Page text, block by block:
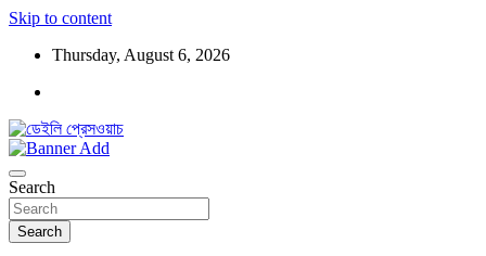
Skip to content
Thursday, August 6, 2026
ডেইলি প্রেসওয়াচ
Search
Search